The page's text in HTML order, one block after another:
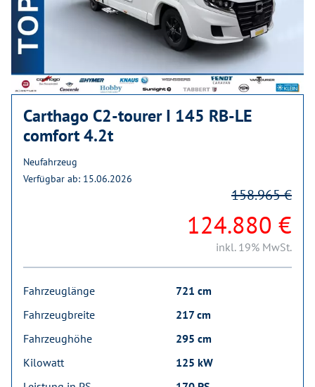
Carthago C2-tourer I 145 RB-LE
comfort 4.2t
Neufahrzeug
Verfügbar ab: 15.06.2026
124.880 €
158.965 €
inkl. 19% MwSt.
Fahrzeuglänge
721 cm
Fahrzeugbreite
217 cm
Fahrzeughöhe
295 cm
Kilowatt
125 kW